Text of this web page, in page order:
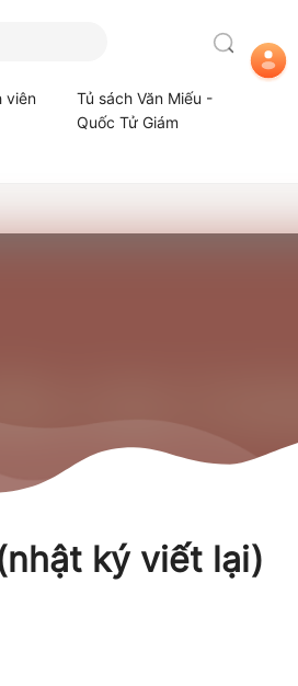
viên
Tủ sách Văn Miếu -
Quốc Tử Giám
ký viết lại)